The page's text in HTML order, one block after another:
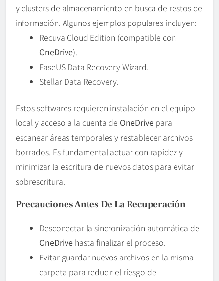
y clusters de almacenamiento en busca de restos de
información. Algunos ejemplos populares incluyen:
Recuva Cloud Edition (compatible con
OneDrive).
EaseUS Data Recovery Wizard.
Stellar Data Recovery.
Estos softwares requieren instalación en el equipo
local y acceso a la cuenta de OneDrive para
escanear áreas temporales y restablecer archivos
borrados. Es fundamental actuar con rapidez y
minimizar la escritura de nuevos datos para evitar
sobrescritura.
Precauciones Antes De La Recuperación
Desconectar la sincronización automática de
OneDrive hasta finalizar el proceso.
Evitar guardar nuevos archivos en la misma
carpeta para reducir el riesgo de